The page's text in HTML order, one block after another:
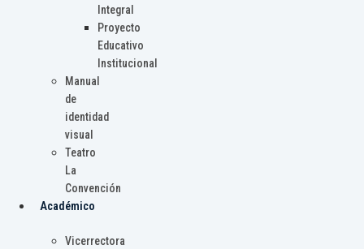
Integral
Proyecto
Educativo
Institucional
Manual
de
identidad
visual
Teatro
La
Convención
Académico
Vicerrectora